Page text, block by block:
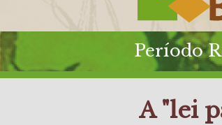
Período
A "lei